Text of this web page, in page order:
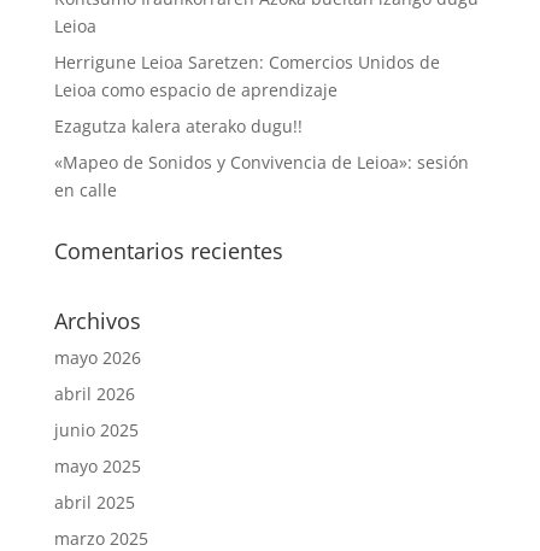
Leioa
Herrigune Leioa Saretzen: Comercios Unidos de
Leioa como espacio de aprendizaje
Ezagutza kalera aterako dugu!!
«Mapeo de Sonidos y Convivencia de Leioa»: sesión
en calle
Comentarios recientes
Archivos
mayo 2026
abril 2026
junio 2025
mayo 2025
abril 2025
marzo 2025